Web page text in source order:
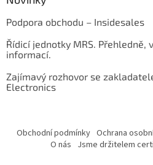
Podpora obchodu – Insidesales
Řídicí jednotky MRS. Přehledně,
informací.
Zajímavý rozhovor se
Electronics
Obchodní podmínky Ochrana
O nás Jsme držitelem